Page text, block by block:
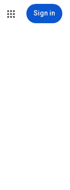
Sign in